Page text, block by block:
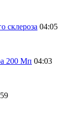
склероза 04:05
200 Мп 04:03